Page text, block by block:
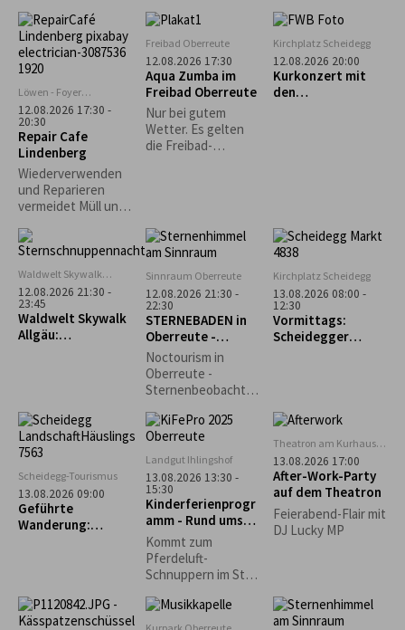
dem Motto „Ganz
schön punktig!“
bietet der
Workshop mit Gisela
Dobler die
Möglichkeit, in das
Leben und fröhlich-
bunte Werk der
japanischen
Künstlerin Yayoi
Kusama
einzutauchen. Mit
Materialien lassen
wir Punkte und
Farben tanzen.
Löwen - Foyer
Lindenberg
12.08.2026 17:30 -
20:30
Repair Cafe
Lindenberg
Wiederverwenden
und Reparieren
vermeidet Müll und
Rohstoffe und
Ressourcen,
welche ansonsten
für die Produktion
neuer Gegenstände
aufgewendet
werden müssten.
dieser Gedanke
weiterentwickelt
und auf den lokalen
Gesellschaft
getragen.
Freibad Oberreute
12.08.2026 17:30
Aqua Zumba im
Freibad Oberreute
Nur bei gutem
Wetter. Es gelten
die Freibad-
Kirchplatz Scheidegg
12.08.2026 20:00
Kurkonzert mit
den
Waldwelt Skywalk
Allgäu, Scheidegg
12.08.2026 21:30 -
23:45
Waldwelt Skywalk
Allgäu:
Sinnraum Oberreute
12.08.2026 21:30 -
22:30
STERNEBADEN in
Oberreute -
Perseiden-
Beobachtung
Noctourism in
Oberreute -
Sternenbeobachtu
Gemeinsam
schauen wir in den
Nachthimmel und
entdecken die
Schönheiten des
Nachthimmels.
Kirchplatz Scheidegg
13.08.2026 08:00 -
12:30
Vormittags:
Scheidegger
Scheidegg-Tourismus
13.08.2026 09:00
Geführte
Wanderung:
Landgut Ihlingshof
13.08.2026 13:30 -
15:30
Kinderferienprogr
amm - Rund ums
Pferd -
AUSGEBUCHT!
Kommt zum
Pferdeluft-
Schnuppern im Stall
Schwärzler auf dem
Ihlingshof. Bitte
Theatron am Kurhaus
Scheidegg
13.08.2026 17:00
After-Work-Party
auf dem Theatron
Feierabend-Flair mit
DJ Lucky MP